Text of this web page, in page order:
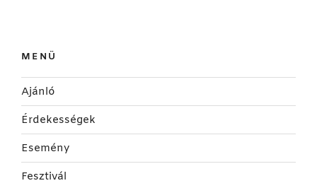
MENÜ
Ajánló
Érdekességek
Esemény
Fesztivál